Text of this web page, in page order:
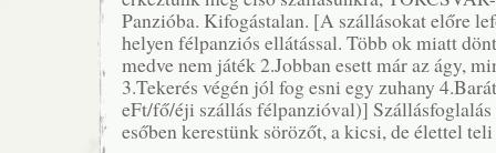
Panzióba. Kifogástalan. [A szállásokat előre
helyen félpanziós ellátással. Több ok miatt
medve nem játék 2.Jobban esett már az ágy,
3.Tekerés végén jól fog esni egy zuhany
eFt/fő/éji szállás félpanzióval)] Szállásfoglalás
esőben kerestünk sörözőt, a kicsi, de élettel